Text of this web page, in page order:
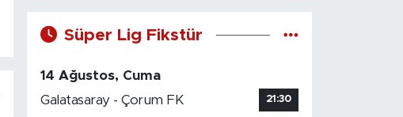
Süper Lig Fikstür
14 Ağustos, Cuma
Galatasaray - Çorum FK
21:30